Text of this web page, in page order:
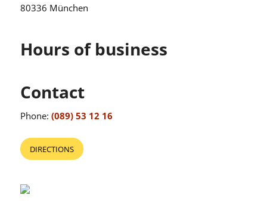
80336 München
Hours of business
Contact
Phone: (089) 53 12 16
DIRECTIONS